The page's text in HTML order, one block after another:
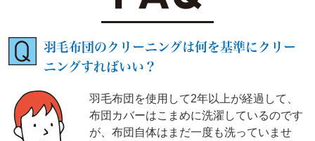
羽毛布団のクリーニングは何を基準にクリー
ニングすればいい？
羽毛布団を使用して2年以上が経過して、
布団カバーはこまめに洗濯しているのです
が、布団自体はまだ一度も洗っていませ